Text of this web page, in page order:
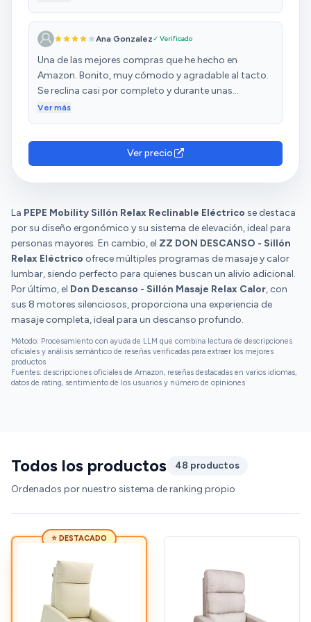
eso no se especifica bien, se abre de forma manual
con el pestillo lateral pero hay que decir que se abre
muy bien. Los masajes estupendos. Los repartidores
muy serviciales. Conclusión: calidad precio le pondría
un 10 sobre 10.
Ana Gonzalez✓ Verificado
Una de las mejores compras que he hecho en
Amazon. Bonito, muy cómodo y agradable al tacto.
Se reclina casi por completo y durante unas
semanas dormí en el durante mi convalecencia de
demás un 10. Hace un año y sigue funcionando
perfecto.
Ver más
Ver precio
La PEPE Mobility Sillón Relax Reclinable Eléctrico se destaca
por su diseño ergonómico y su sistema de elevación, ideal para
personas mayores. En cambio, el ZZ DON DESCANSO - Sillón
Relax Eléctrico ofrece múltiples programas de masaje y calor
lumbar, siendo perfecto para quienes buscan un alivio adicional.
Por último, el Don Descanso - Sillón Masaje Relax Calor, con
sus 8 motores silenciosos, proporciona una experiencia de
masaje completa, ideal para un descanso profundo.
Método: Procesamiento con ayuda de LLM que combina lectura de descripciones
oficiales y análisis semántico de reseñas verificadas para extraer los mejores
productos
Fuentes: descripciones oficiales de Amazon, reseñas destacadas en varios idiomas,
datos de rating, sentimiento de los usuarios y número de opiniones
Todos los productos
48 productos
Ordenados por nuestro sistema de ranking propio
⭐ DESTACADO